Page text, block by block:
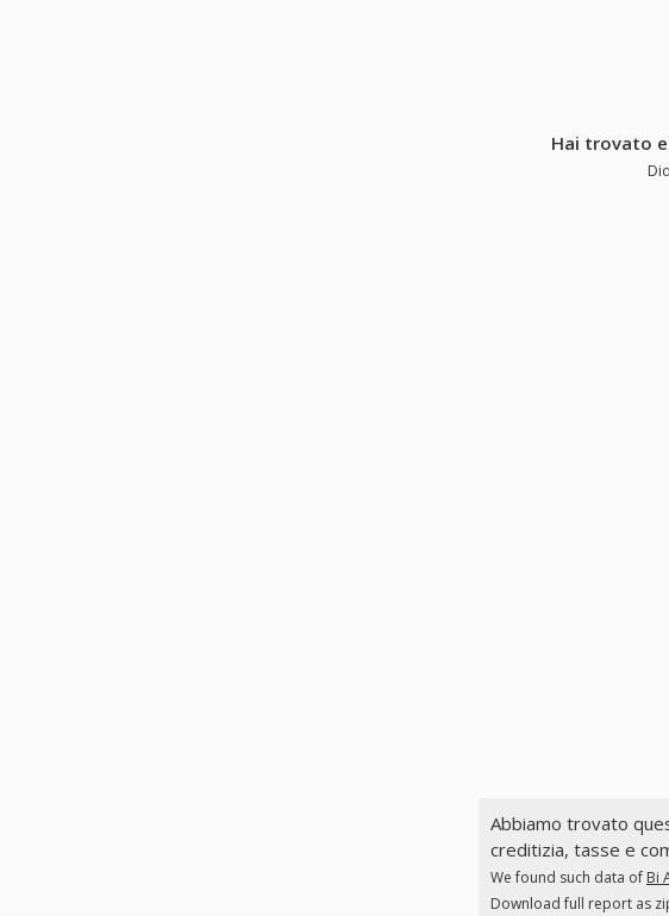
Hai trovato
Abbiamo trovato
creditizia, tasse e
We found such data of Bi
Download full report as